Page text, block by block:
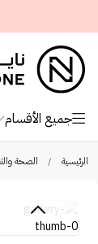
جميع الأقسام
الرئيسية / الصحة